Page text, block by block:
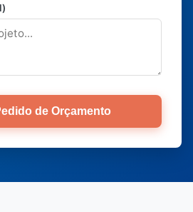
de Orçamento